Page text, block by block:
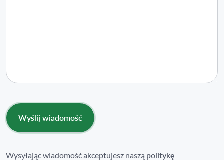
Wysyłając wiadomość akceptujesz naszą politykę